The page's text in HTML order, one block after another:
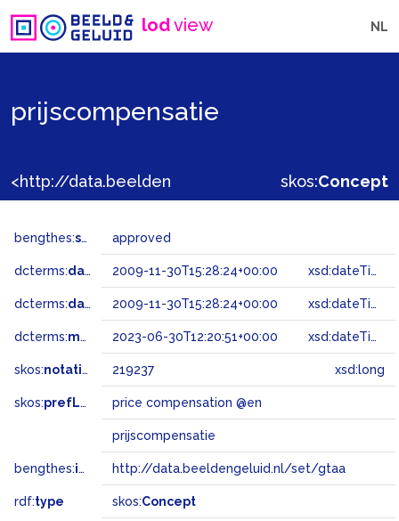
lodview NL
prijscompensatie
skos:Concept
bengthes:status approved
dcterms:dateAccepted 2009-11-30T15:28:24+00:00 xsd:dateTime
dcterms:dateSubmitted 2009-11-30T15:28:24+00:00 xsd:dateTime
dcterms:modified 2023-06-30T12:20:51+00:00 xsd:dateTime
skos:notation 219237 xsd:long
skos:prefLabel price compensation @en
prijscompensatie
bengthes:inSet http://data.beeldengeluid.nl/set/gtaa
rdf:type skos:Concept